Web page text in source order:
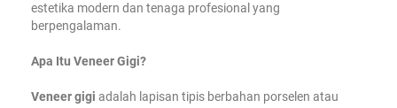
estetika modern dan tenaga profesional yang
berpengalaman.
Apa Itu Veneer Gigi?
Veneer gigi adalah lapisan tipis berbahan porselen atau